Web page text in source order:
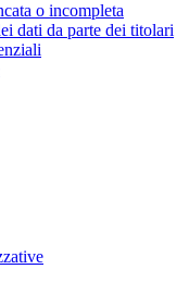
o incompleta
dati da parte dei titolari